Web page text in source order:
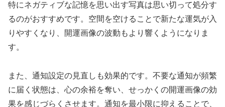
特にネガティブな記憶を思い出す写真は思い切って処分す
るのがおすすめです。空間を空けることで新たな運気が入
りやすくなり、開運画像の波動もより響くようになりま
す。
また、通知設定の見直しも効果的です。不要な通知が頻繁
に届く状態は、心の余裕を奪い、せっかくの開運画像の効
果を感じづらくさせます。通知を最小限に抑えることで、